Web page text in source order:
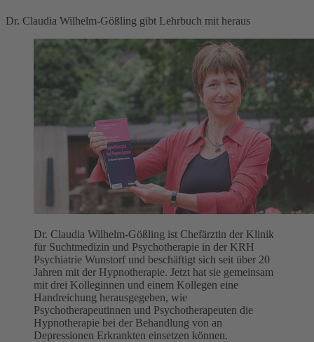
Dr. Claudia Wilhelm-Gößling gibt Lehrbuch mit heraus
Dr. Claudia Wilhelm-Gößling ist Chefärztin der Klinik
für Suchtmedizin und Psychotherapie in der KRH
Psychiatrie Wunstorf und beschäftigt sich seit über 20
Jahren mit der Hypnotherapie. Jetzt hat sie gemeinsam
mit drei Kolleginnen und einem Kollegen eine
Handreichung herausgegeben, wie
Psychotherapeutinnen und Psychotherapeuten die
Hypnotherapie bei der Behandlung von an
Depressionen Erkrankten einsetzen können.